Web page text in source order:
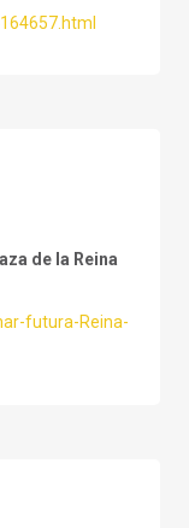
de la Reina
futura-Reina-